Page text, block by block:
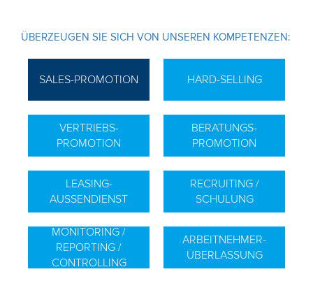
ÜBERZEUGEN SIE SICH VON UNSEREN KOMPETENZEN:
SALES-PROMOTION HARD-SELLING
VERTRIEBS-
PROMOTION
BERATUNGS-
PROMOTION
LEASING-
AUSSENDIENST
RECRUITING /
SCHULUNG
MONITORING /
REPORTING /
CONTROLLING
ARBEITNEHMER-
ÜBERLASSUNG